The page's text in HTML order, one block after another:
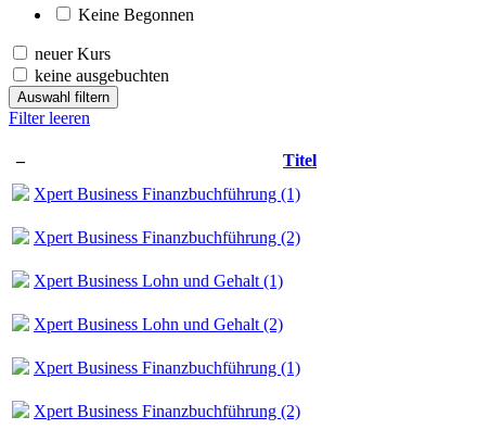
Keine Begonnen
neuer Kurs
keine ausgebuchten
Auswahl filtern
Filter leeren
– Titel
Xpert Business Finanzbuchführung (1)
Xpert Business Finanzbuchführung (2)
Xpert Business Lohn und Gehalt (1)
Xpert Business Lohn und Gehalt (2)
Xpert Business Finanzbuchführung (1)
Xpert Business Finanzbuchführung (2)